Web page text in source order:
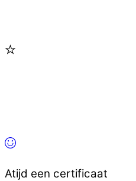
Atijd een certificaat